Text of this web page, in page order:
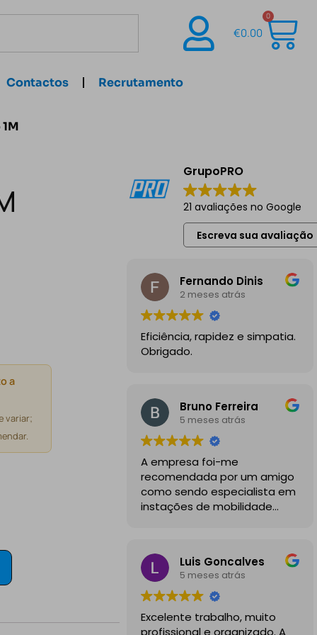
€0.00
0
Contactos Recrutamento
a
variar;
GrupoPRO
21 avaliações no Google
Escreva sua avaliação
Fernando Dinis
2 meses atrás
Eficiência, rapidez e simpatia.
Obrigado.
Bruno Ferreira
5 meses atrás
A empresa foi-me
recomendada por um amigo
como sendo especialista em
instações de mobilidade
profissionais, comunicativos e
disponiveis para todas as
minhas dúvidas.
A instalação de tomada
reforçada em garagem
Luis Goncalves
5 meses atrás
Excelente trabalho, muito
profissional e organizado. A